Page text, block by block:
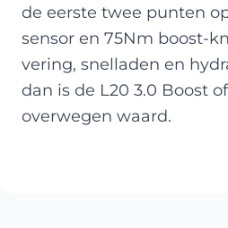
de eerste twee punten
sensor en 75Nm boost-
vering, snelladen en
dan is de L20 3.0 Boost
overwegen waard.